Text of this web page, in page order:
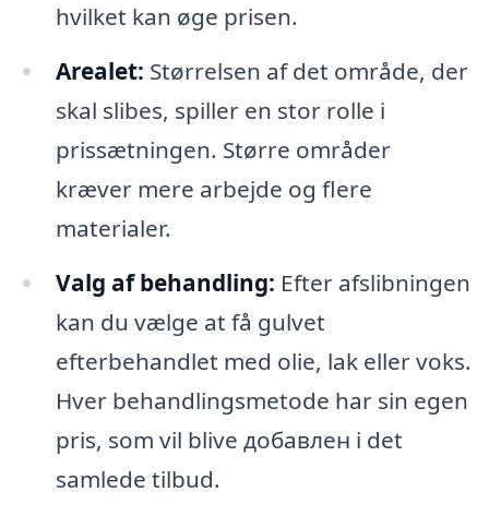
hvilket kan øge prisen.
Arealet: Størrelsen af det område, der
skal slibes, spiller en stor rolle i
prissætningen. Større områder
kræver mere arbejde og flere
materialer.
Valg af behandling: Efter afslibningen
kan du vælge at få gulvet
efterbehandlet med olie, lak eller voks.
Hver behandlingsmetode har sin egen
pris, som vil blive добавлен i det
samlede tilbud.